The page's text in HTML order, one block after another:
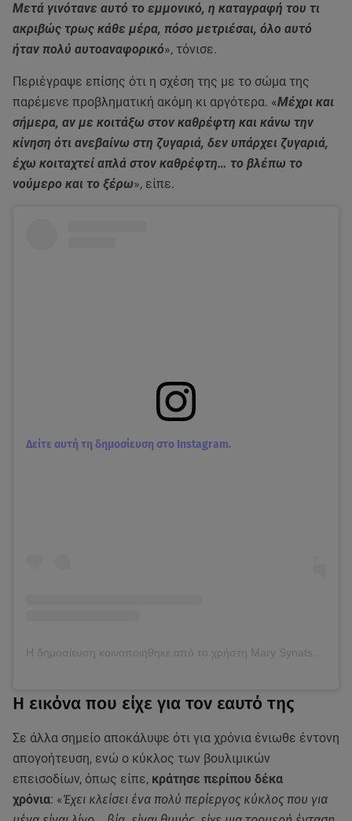
Μετά γινότανε αυτό το εμμονικό, η καταγραφή του τι
ακριβώς τρως κάθε μέρα, πόσο μετριέσαι, όλο αυτό
ήταν πολύ αυτοαναφορικό», τόνισε.
Περιέγραψε επίσης ότι η σχέση της με το σώμα της
παρέμενε προβληματική ακόμη κι αργότερα. «Μέχρι και
σήμερα, αν με κοιτάξω στον καθρέφτη και κάνω την
κίνηση ότι ανεβαίνω στη ζυγαριά, δεν υπάρχει ζυγαριά,
έχω κοιταχτεί απλά στον καθρέφτη… το βλέπω το
νούμερο και το ξέρω», είπε.
Δείτε αυτή τη δημοσίευση στο Instagram.
Η εικόνα που είχε για τον εαυτό της
Σε άλλα σημείο αποκάλυψε ότι για χρόνια ένιωθε έντονη
απογοήτευση, ενώ ο κύκλος των βουλιμικών
επεισοδίων, όπως είπε, κράτησε περίπου δέκα
χρόνια: «Έχει κλείσει ένα πολύ περίεργος κύκλος που για